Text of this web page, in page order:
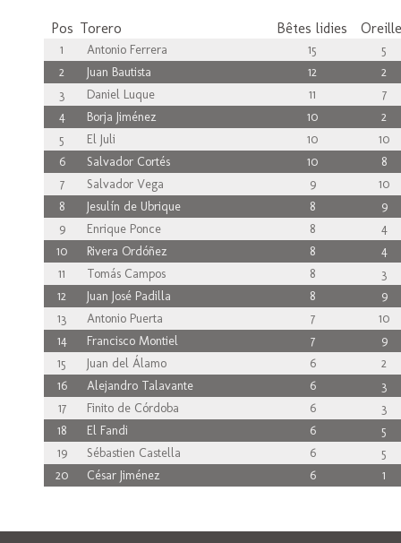
Pos Torero Bêtes lidies
1 Antonio Ferrera 15
5
2
Juan Bautista 12
2
3
Daniel Luque 11
7
4
Borja Jiménez 10
2
5
El Juli 10
10
6
Salvador Cortés 10
8
7
Salvador Vega 9
10
8
Jesulín de Ubrique 8
9
9
Enrique Ponce 8
4
10
Rivera Ordóñez 8
4
11
Tomás Campos 8
3
12
Juan José Padilla 8
9
13
Antonio Puerta 7
10
14
Francisco Montiel 7
9
15
Juan del Álamo 6
2
16
Alejandro Talavante 6
3
17
Finito de Córdoba 6
3
18
El Fandi 6
5
19
Sébastien Castella 6
5
20
César Jiménez 6 1